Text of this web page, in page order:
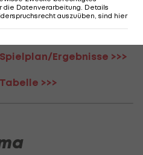
Die Hertha ist schon
Ergebnisse >>>
>>>
die Datenverarbeitung. Details
auszuüben, sind hier